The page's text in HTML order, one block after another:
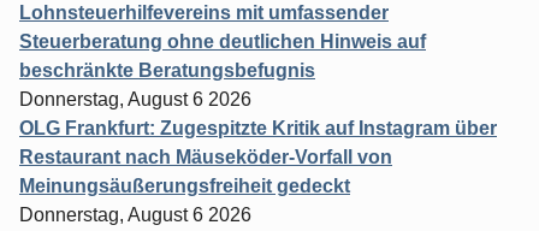
Lohnsteuerhilfevereins mit umfassender
Steuerberatung ohne deutlichen Hinweis auf
beschränkte Beratungsbefugnis
Donnerstag, August 6 2026
OLG Frankfurt: Zugespitzte Kritik auf Instagram über
Restaurant nach Mäuseköder-Vorfall von
Meinungsäußerungsfreiheit gedeckt
Donnerstag, August 6 2026